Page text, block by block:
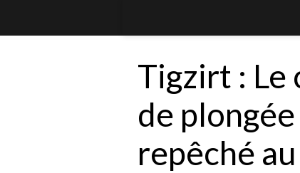
Tigzirt : Le
de
repêché